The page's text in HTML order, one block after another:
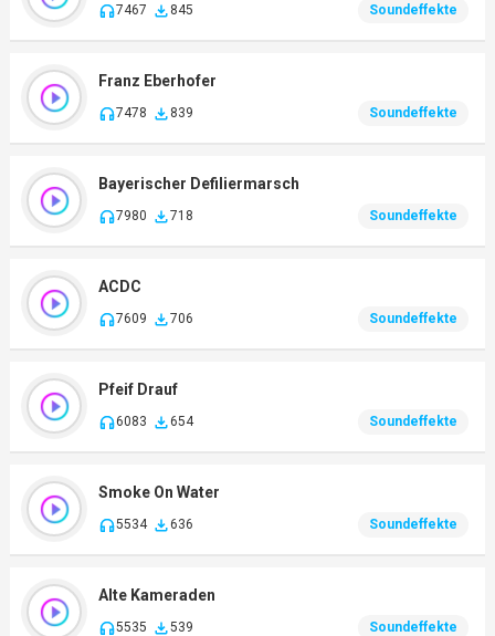
7467 845 Soundeffekte
Franz Eberhofer
7478 839 Soundeffekte
Bayerischer Defiliermarsch
7980 718 Soundeffekte
ACDC
7609 706 Soundeffekte
Pfeif Drauf
6083 654 Soundeffekte
Smoke On Water
5534 636 Soundeffekte
Alte Kameraden
5535 539 Soundeffekte